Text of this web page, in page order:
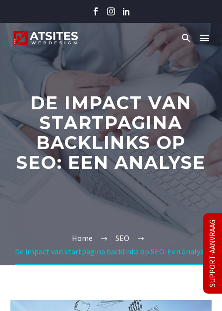
DE IMPACT VAN
STARTPAGINA
BACKLINKS OP
SEO: EEN ANALYSE
Home
SEO
De impact van startpagina backlinks op SEO: Een analyse
SUPPORT-AANVRAAG